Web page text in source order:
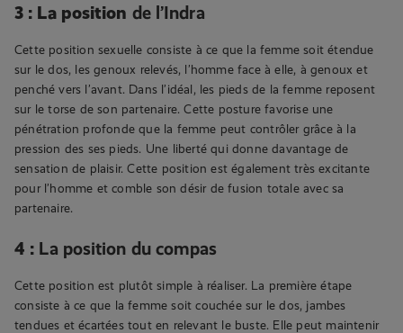
3 : La position de l’Indra
Cette position sexuelle consiste à ce que la femme soit étendue
sur le dos, les genoux relevés, l’homme face à elle, à genoux et
penché vers l’avant. Dans l’idéal, les pieds de la femme reposent
sur le torse de son partenaire. Cette posture favorise une
pénétration profonde que la femme peut contrôler grâce à la
pression des ses pieds. Une liberté qui donne davantage de
sensation de plaisir. Cette position est également très excitante
pour l’homme et comble son désir de fusion totale avec sa
partenaire.
4 : La position du compas
Cette position est plutôt simple à réaliser. La première étape
consiste à ce que la femme soit couchée sur le dos, jambes
tendues et écartées tout en relevant le buste. Elle peut maintenir